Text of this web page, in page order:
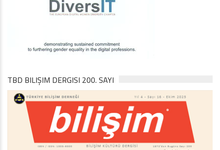
TBD BILIŞIM DERGISI 200. SAYI